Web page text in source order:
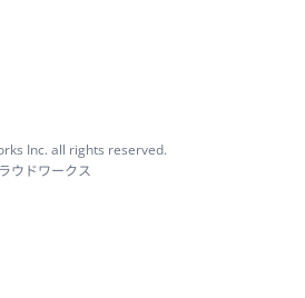
Inc. all rights reserved.
ウドワークス